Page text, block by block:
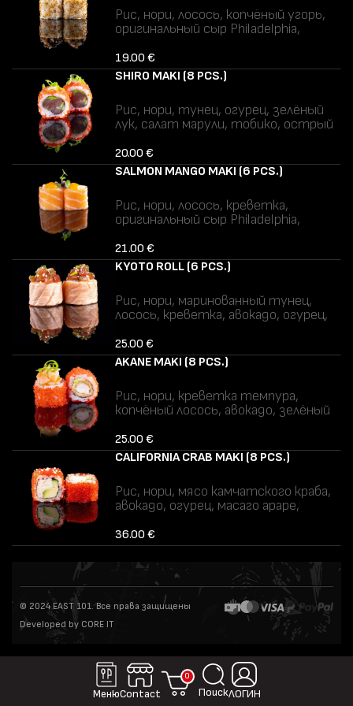
МенюContact
0
ПоискЛОГИН
соя.
Рис, нори, лосось, копчёный угорь,
оригинальный сыр Philadelphia,
соус, соус терияки.
Аллергены: яйца, рыба, глютен,
молоко (лактоза), кунжут, соя.
19.00 €
SHIRO MAKI (8 PCS.)
Рис, нори, тунец, огурец, зелёный
лук, салат марули, тобико, острый
Аллергены: яйца, рыба, глютен, соя.
20.00 €
SALMON MANGO MAKI (6 PCS.)
Рис, нори, лосось, креветка,
оригинальный сыр Philadelphia,
Аллергены: ракообразные, рыба,
молоко (лактоза).
21.00 €
KYOTO ROLL (6 PCS.)
Рис, нори, маринованный тунец,
лосось, креветка, авокадо, огурец,
понзу.
Аллергены: ракообразные, рыба,
глютен, молоко (лактоза), соя.
25.00 €
AKANE MAKI (8 PCS.)
Рис, нори, креветка темпура,
копчёный лосось, авокадо, зелёный
Аллергены: ракообразные, рыба,
глютен.
25.00 €
CALIFORNIA CRAB MAKI (8 PCS.)
Рис, нори, мясо камчатского краба,
авокадо, огурец, масаго араре,
Аллергены: ракообразные.
36.00 €
© 2024 EAST 101. Все права защищены
Developed by CORE IT